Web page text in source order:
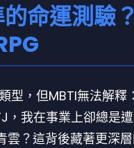
命運測驗
型，但MBTI無法解釋
，我在事業上卻總是
雲？這背後藏著更深